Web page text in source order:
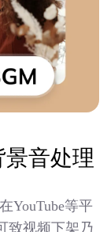
景音处理
YouTube等平
致视频下架乃